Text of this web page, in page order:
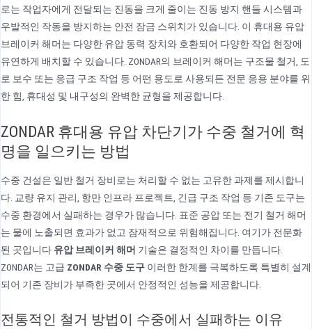
로는 작업자에게 전달되는 진동을 크게 줄이는 진동 방지 핸들 시스템과
우발적인 작동을 방지하는 안전 잠금 스위치가 있습니다. 이 휴대용 유압
브레이커 해머는 다양한 유압 동력 장치와 호환되어 다양한 작업 현장에
유연하게 배치할 수 있습니다. ZONDAR의 브레이커 해머는 구조물 철거, 도
로 보수 또는 응급 구조 작업 등 어떤 용도로 사용되든 전문 응용 분야를 위
한 힘, 휴대성 및 내구성의 완벽한 균형을 제공합니다.
ZONDAR 휴대용 유압 차단기가 수중 철거에 혁
명을 일으키는 방법
수중 건설은 일반 철거 장비로는 처리할 수 없는 고유한 과제를 제시합니
다. 교량 유지 관리, 항만 인프라 프로젝트, 긴급 구조 작업 등 기존 도구는
수중 환경에서 실패하는 경우가 많습니다. 표준 공압 또는 전기 철거 해머
는 물에 노출되면 효과가 없고 잠재적으로 위험해집니다. 여기가 전문화
된 곳입니다 유압 브레이커 해머 기술은 결정적인 차이를 만듭니다.
ZONDAR는 고급 ZONDAR 수중 도구 이러한 한계를 극복하도록 특별히 설계
되어 기존 장비가 부족한 곳에서 안정적인 성능을 제공합니다.
전통적인 철거 방법이 수중에서 실패하는 이유